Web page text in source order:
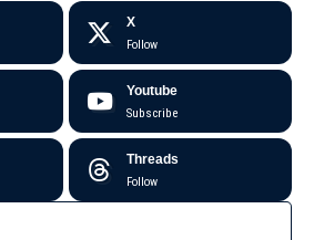
X
Follow
Youtube
Subscribe
Threads
Follow